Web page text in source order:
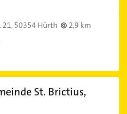
21,50354 Hürth
2,9 km
St. Brictius,